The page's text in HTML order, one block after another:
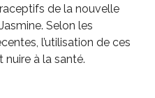
de la nouvelle
Selon les
l’utilisation de ces
à la santé.